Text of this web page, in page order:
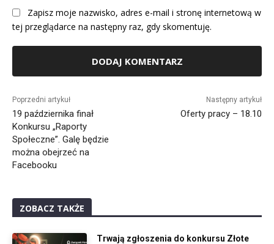
Zapisz moje nazwisko, adres e-mail i stronę internetową w
tej przeglądarce na następny raz, gdy skomentuję.
Poprzedni artykuł
19 października finał
Konkursu „Raporty
Społeczne”. Galę będzie
można obejrzeć na
Facebooku
Następny artykuł
Oferty pracy – 18.10
ZOBACZ TAKŻE
Trwają zgłoszenia do konkursu Złote